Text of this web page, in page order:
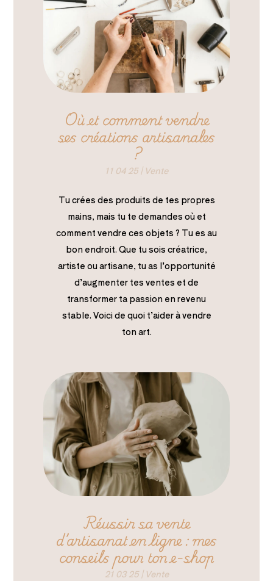
Où et comment vendre
ses créations artisanales
?
11 04 25| Vente
Tu crées des produits de tes propres
mains, mais tu te demandes où et
comment vendre ces objets ? Tu es au
bon endroit. Que tu sois créatrice,
artiste ou artisane, tu as l’opportunité
d’augmenter tes ventes et de
transformer ta passion en revenu
stable. Voici de quoi t’aider à vendre
ton art.
Réussir sa vente
d’artisanat en ligne : mes
conseils pour ton e-shop
21 03 25| Vente